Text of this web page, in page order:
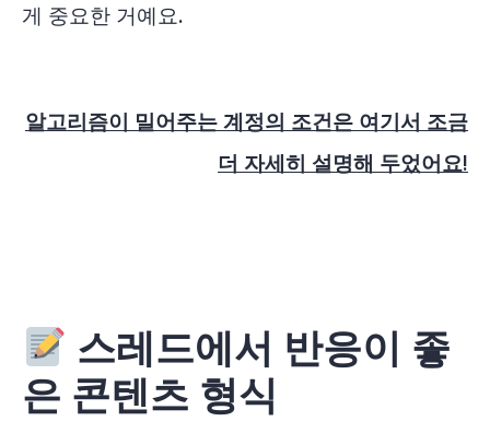
게 중요한 거예요.
알고리즘이 밀어주는 계정의 조건은 여기서 조금
더 자세히 설명해 두었어요!
스레드에서 반응이 좋
은 콘텐츠 형식